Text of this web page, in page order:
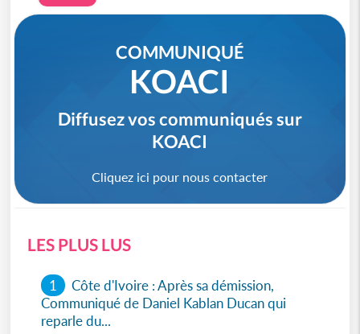
COMMUNIQUÉ
KOACI
Diffusez vos communiqués sur
KOACI
Cliquez ici pour nous contacter
LES PLUS LUS
1
Côte d'Ivoire : Après sa démission,
Communiqué de Daniel Kablan Ducan qui
reparle du...